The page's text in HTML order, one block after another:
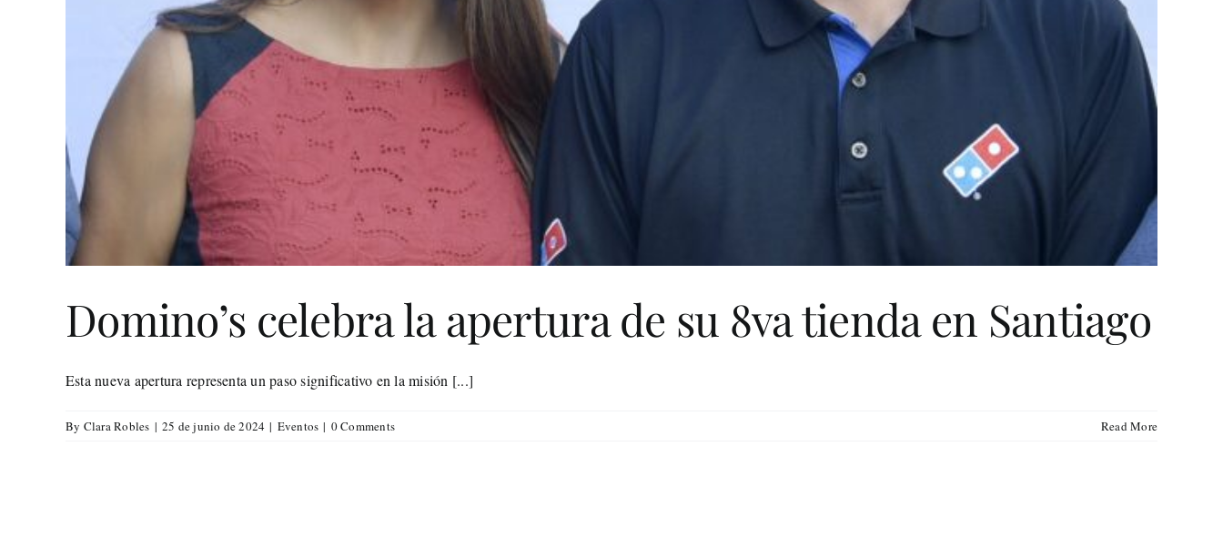
Domino’s celebra la apertura de su 8va tienda en Santiago
Esta nueva apertura representa un paso significativo en la misión [...]
By Clara Robles | 25 de junio de 2024 | Eventos | 0 Comments Read More